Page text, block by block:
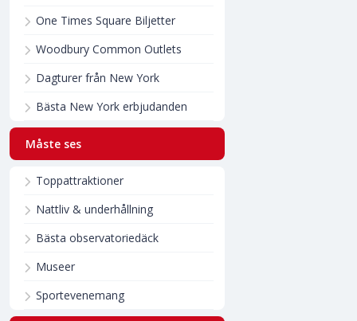
One Times Square Biljetter
Woodbury Common Outlets
Dagturer från New York
Bästa New York erbjudanden
Måste ses
Toppattraktioner
Nattliv & underhållning
Bästa observatoriedäck
Museer
Sportevenemang